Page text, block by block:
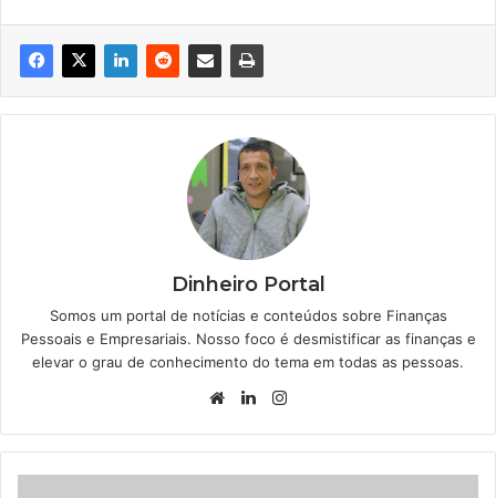
Dinheiro Portal
Somos um portal de notícias e conteúdos sobre Finanças
Pessoais e Empresariais. Nosso foco é desmistificar as finanças e
elevar o grau de conhecimento do tema em todas as pessoas.
WebsiteLinkedin